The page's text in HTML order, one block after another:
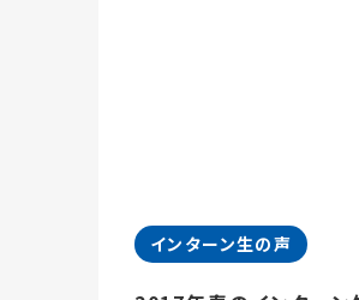
インターン生の声